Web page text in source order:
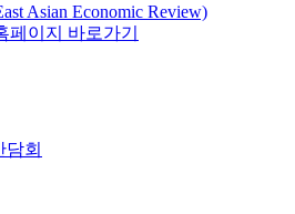
Asian Economic Review)
페이지 바로가기
담회